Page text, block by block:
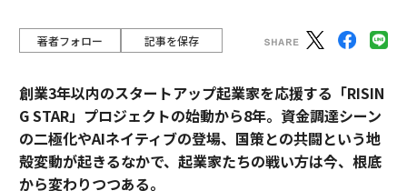
著者フォロー 記事を保存
創業3年以内のスタートアップ起業家を応援する「RISIN
G STAR」プロジェクトの始動から8年。資金調達シーン
の二極化やAIネイティブの登場、国策との共闘という地
殻変動が起きるなかで、起業家たちの戦い方は今、根底
から変わりつつある。